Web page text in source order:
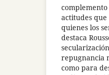
actitudes
quienes los
destaca
repugnancia
como para